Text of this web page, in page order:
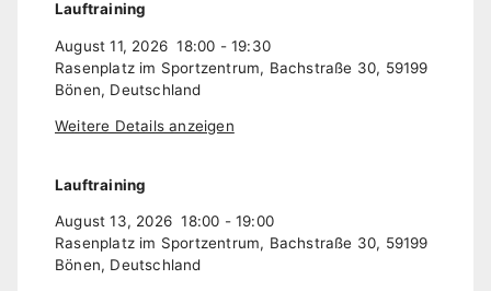
Lauftraining
August 11, 2026 18:00 -19:30
Rasenplatz im Sportzentrum, Bachstraße 30, 59199
Bönen, Deutschland
Weitere Details anzeigen
Lauftraining
August 13, 2026 18:00 -19:00
Rasenplatz im Sportzentrum, Bachstraße 30, 59199
Bönen, Deutschland